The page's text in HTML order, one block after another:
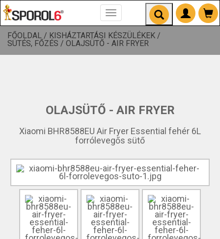
Toggle
navigation
FŐOLDAL / KISHÁZTARTÁSI KÉSZÜLÉKEK /
SÜTÉS, FŐZÉS / OLAJSÜTŐ - AIR FRYER
OLAJSÜTŐ - AIR FRYER
Xiaomi BHR8588EU Air Fryer Essential fehér 6L
forrólevegős sütő